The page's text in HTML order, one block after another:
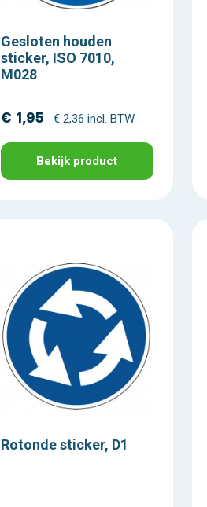
Gesloten houden
sticker, ISO 7010,
M028
€ 1,95 € 2,36 incl. BTW
Bekijk product
Rotonde sticker, D1